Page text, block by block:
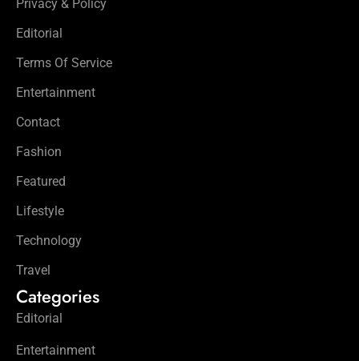
Privacy & Policy
Editorial
Terms Of Service
Entertainment
Contact
Fashion
Featured
Lifestyle
Technology
Travel
Categories
Editorial
Entertainment